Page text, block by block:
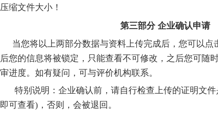
压缩文件大小！
第三部分 企业确认申请
当您将以上两部分数据与资料上传完成后，您可以点
后您的信息将被锁定，只能查看不可修改，之后您可随
审进度。如有疑问，可与评价机构联系。
特别说明：企业确认前，请自行检查上传的证明文件
即可查看)，否则，会被退回。